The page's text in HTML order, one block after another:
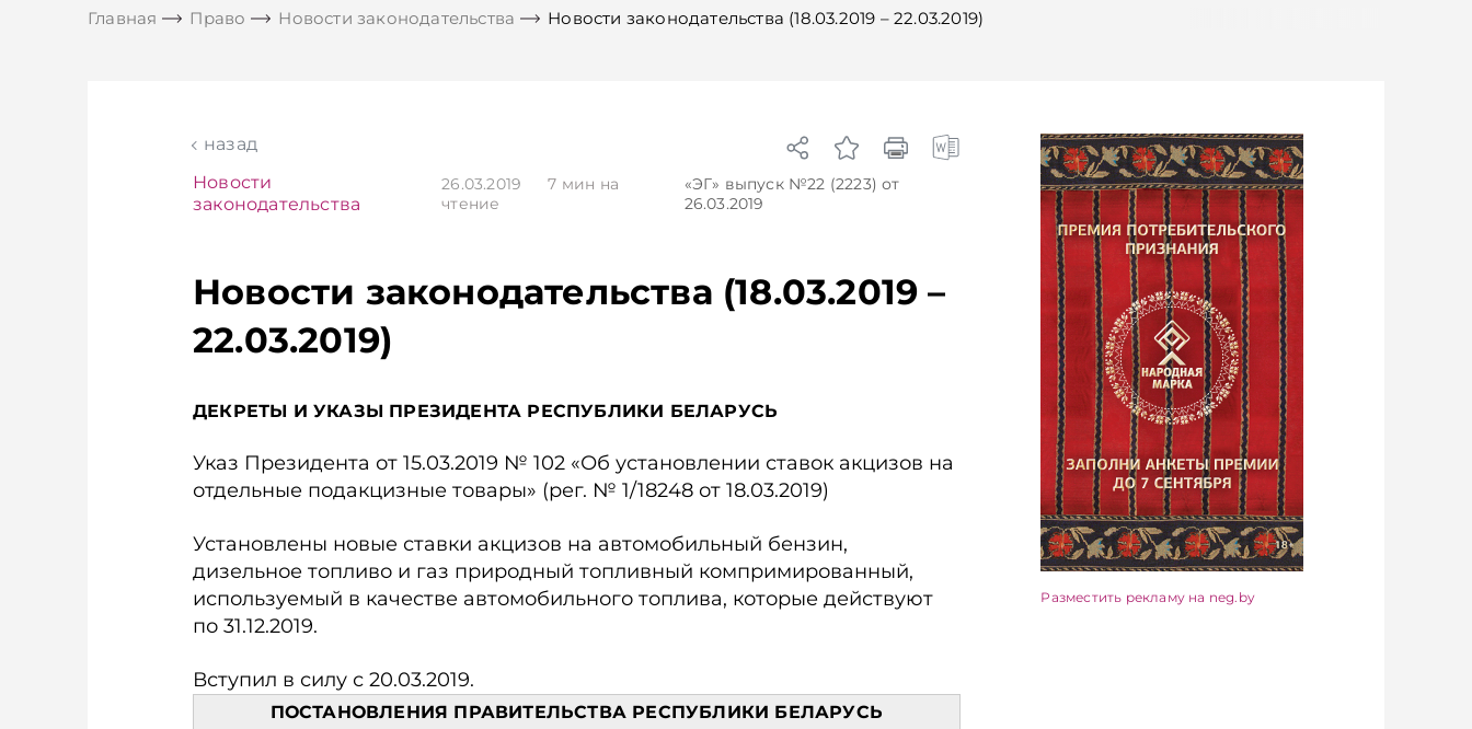
Главная Право Новости законодательства Новости законодательства (18.03.2019 – 22.03.2019)
назад
Новости
законодательства
26.03.2019 7 мин на
чтение
«ЭГ» выпуск №22 (2223) от
26.03.2019
Новости законодательства (18.03.2019 –
22.03.2019)
ДЕКРЕТЫ И УКАЗЫ ПРЕЗИДЕНТА РЕСПУБЛИКИ БЕЛАРУСЬ
Указ Президента от 15.03.2019 № 102 «Об установлении ставок акцизов на
отдельные под­акцизные товары» (рег. № 1/18248 от 18.03.2019)
Установлены новые ставки акцизов на автомобильный бензин,
дизельное топливо и газ природный топливный компримированный,
используемый в качестве автомобильного топлива, которые действуют
по 31.12.2019.
Вступил в силу с 20.03.2019.
ПОСТАНОВЛЕНИЯ ПРАВИТЕЛЬСТВА РЕСПУБЛИКИ БЕЛАРУСЬ
Разместить рекламу на neg.by